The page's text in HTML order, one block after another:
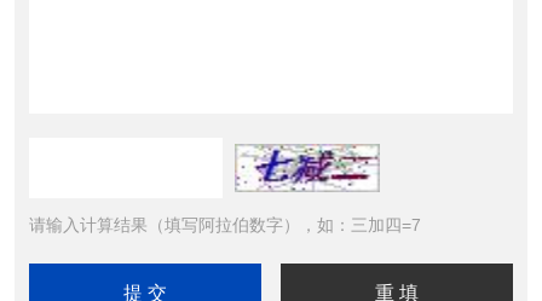
请输入计算结果（填写阿拉伯数字），如：三加四=7